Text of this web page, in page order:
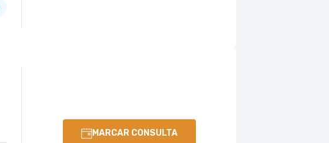
MARCAR CONSULTA